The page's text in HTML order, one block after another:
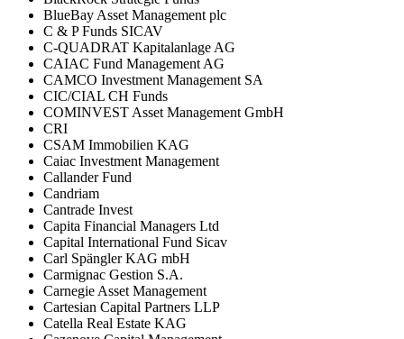
BlueBay Asset Management plc
C & P Funds SICAV
C-QUADRAT Kapitalanlage AG
CAIAC Fund Management AG
CAMCO Investment Management SA
CIC/CIAL CH Funds
COMINVEST Asset Management GmbH
CRI
CSAM Immobilien KAG
Caiac Investment Management
Callander Fund
Candriam
Cantrade Invest
Capita Financial Managers Ltd
Capital International Fund Sicav
Carl Spängler KAG mbH
Carmignac Gestion S.A.
Carnegie Asset Management
Cartesian Capital Partners LLP
Catella Real Estate KAG